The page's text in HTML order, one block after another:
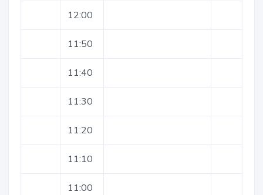
12:00
11:50
11:40
11:30
11:20
11:10
11:00